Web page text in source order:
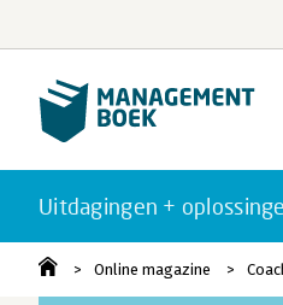
Uitdagingen +
Online magazine